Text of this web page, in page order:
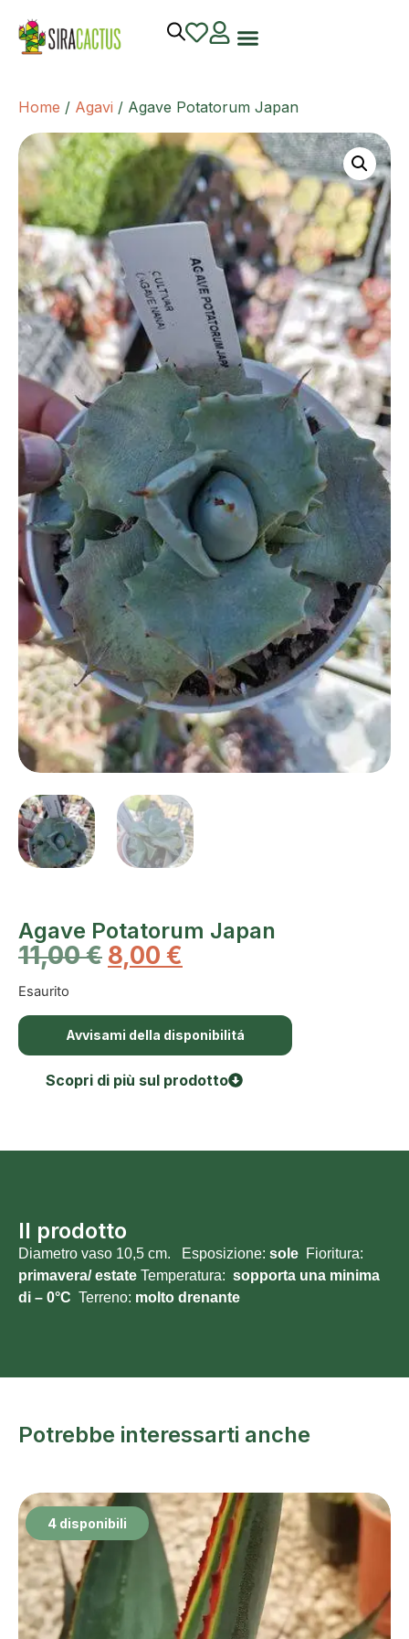
Home / Agavi / Agave Potatorum Japan
Agave Potatorum Japan
11,00€ 8,00 €
Esaurito
Avvisami della disponibilitá
Scopri di più sul prodotto
Il prodotto
Diametro vaso 10,5 cm. Esposizione: sole Fioritura:
primavera/ estate Temperatura: sopporta una minima
di – 0°C Terreno: molto drenante
Potrebbe interessarti anche
4 disponibili